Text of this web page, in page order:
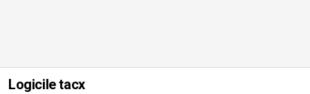
Logicile tacx